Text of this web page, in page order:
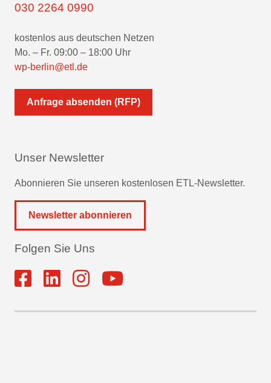
030 2264 0990
kostenlos aus deutschen Netzen
Mo. – Fr. 09:00 – 18:00 Uhr
wp-berlin@etl.de
Anfrage absenden (RFP)
Unser Newsletter
Abonnieren Sie unseren kostenlosen ETL-Newsletter.
Newsletter abonnieren
Folgen Sie Uns